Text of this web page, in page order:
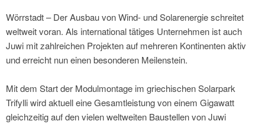
Wörrstadt – Der Ausbau von Wind- und Solarenergie schreitet
weltweit voran. Als international tätiges Unternehmen ist auch
Juwi mit zahlreichen Projekten auf mehreren Kontinenten aktiv
und erreicht nun einen besonderen Meilenstein.
Mit dem Start der Modulmontage im griechischen Solarpark
Trifylli wird aktuell eine Gesamtleistung von einem Gigawatt
gleichzeitig auf den vielen weltweiten Baustellen von Juwi